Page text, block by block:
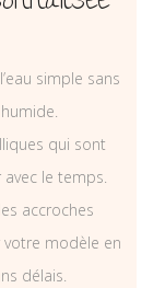
simple sans
qui sont
avec le temps.
accroches
votre modèle en
délais.